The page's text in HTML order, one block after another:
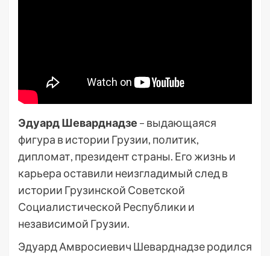
Эдуард Шеварднадзе – выдающаяся
фигура в истории Грузии, политик,
дипломат, президент страны. Его жизнь и
карьера оставили неизгладимый след в
истории Грузинской Советской
Социалистической Республики и
независимой Грузии.
Эдуард Амвросиевич Шеварднадзе родился